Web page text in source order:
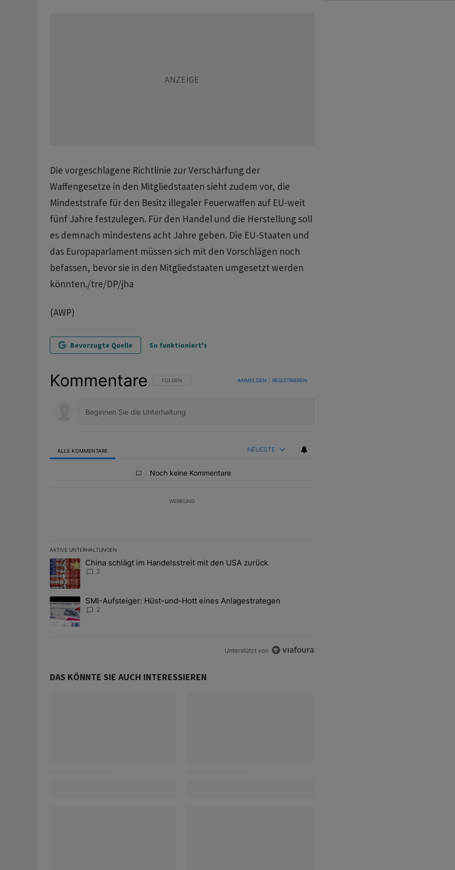
Die vorgeschlagene Richtlinie zur Verschärfung der
Waffengesetze in den Mitgliedstaaten sieht zudem vor, die
Mindeststrafe für den Besitz illegaler Feuerwaffen auf EU-weit
fünf Jahre festzulegen. Für den Handel und die Herstellung soll
es demnach mindestens acht Jahre geben. Die EU-Staaten und
das Europaparlament müssen sich mit den Vorschlägen noch
befassen, bevor sie in den Mitgliedstaaten umgesetzt werden
könnten./tre/DP/jha
(AWP)
Bevorzugte Quelle So funktioniert's
Kommentare FOLGE DIESER UNTERHALTUNG, UM BENACHRICHTIGT ZU WERDEN, WENN NEUE KOMMENTARE VERÖFFENTLICHT
FOLGEN ANMELDEN REGISTRIEREN
ALLE KOMMENTARE NEUESTE
Noch keine Kommentare
WERBUNG
AKTIVE UNTERHALTUNGEN
Das Folgende ist eine Liste der am meisten kommentierten Artikel der letzten 7 days.
Ein Trendartikel mit dem Titel "China schlägt im Handelsstreit mit den USA zurück" mit 2 kommentare.
China schlägt im Handelsstreit mit den USA zurück
2
Ein Trendartikel mit dem Titel "SMI-Aufsteiger: Hüst-und-Hott eines Anlagestrategen" mit 2 kommentare.
SMI-Aufsteiger: Hüst-und-Hott eines Anlagestrategen
2
Unterstützt von
DAS KÖNNTE SIE AUCH INTERESSIEREN